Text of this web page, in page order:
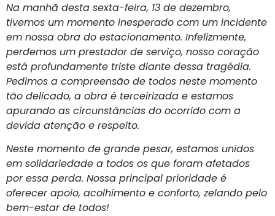
Na manhã desta sexta-feira, 13 de dezembro,
tivemos um momento inesperado com um incidente
em nossa obra do estacionamento. Infelizmente,
perdemos um prestador de serviço, nosso coração
está profundamente triste diante dessa tragédia.
Pedimos a compreensão de todos neste momento
tão delicado, a obra é terceirizada e estamos
apurando as circunstâncias do ocorrido com a
devida atenção e respeito.
Neste momento de grande pesar, estamos unidos
em solidariedade a todos os que foram afetados
por essa perda. Nossa principal prioridade é
oferecer apoio, acolhimento e conforto, zelando pelo
bem-estar de todos!